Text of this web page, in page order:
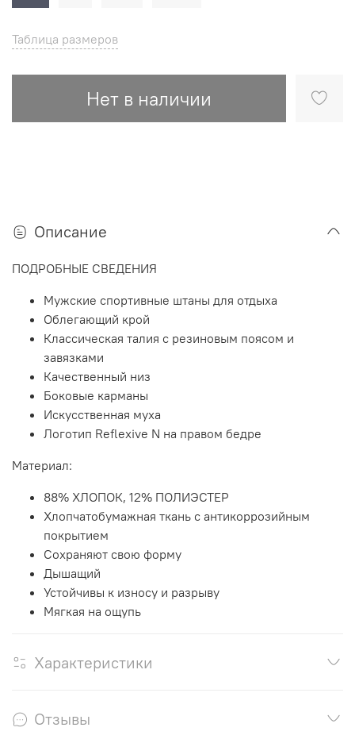
Таблица размеров
Нет в наличии
Описание
ПОДРОБНЫЕ СВЕДЕНИЯ
Мужские спортивные штаны для отдыха
Облегающий крой
Классическая талия с резиновым поясом и
завязками
Качественный низ
Боковые карманы
Искусственная муха
Логотип Reflexive N на правом бедре
Материал:
88% ХЛОПОК, 12% ПОЛИЭСТЕР
Хлопчатобумажная ткань с антикоррозийным
покрытием
Сохраняют свою форму
Дышащий
Устойчивы к износу и разрыву
Мягкая на ощупь
Характеристики
Отзывы